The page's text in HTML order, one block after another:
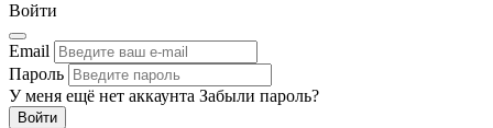
Войти
Email
Пароль
У меня ещё нет аккаунта Забыли пароль?